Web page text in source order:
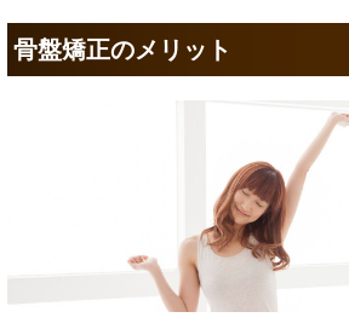
骨盤矯正のメリット